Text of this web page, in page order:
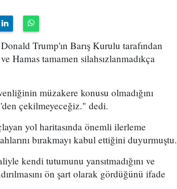
Trump'ın Barış Kurulu tarafından
Hamas tamamen silahsızlanmadıkça
müzakere konusu olmadığını
çekilmeyeceğiz." dedi.
yol haritasında önemli ilerleme
bırakmayı kabul ettiğini duyurmuştu.
kendi tutumunu yansıtmadığını ve
ön şart olarak gördüğünü ifade